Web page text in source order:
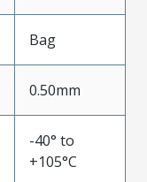
Bag
0.50mm
-40° to
+105°C